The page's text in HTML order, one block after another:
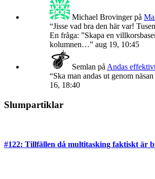
Michael Brovingerpå
“Jisse vad bra den här var!
En fråga: ”Skapa en
kolumnen…” aug 19, 10:45
Semlan på Andas
“Ska man andas ut genom
16, 18:40
Slumpartiklar
#122: Tillfällen då multitasking faktiskt är